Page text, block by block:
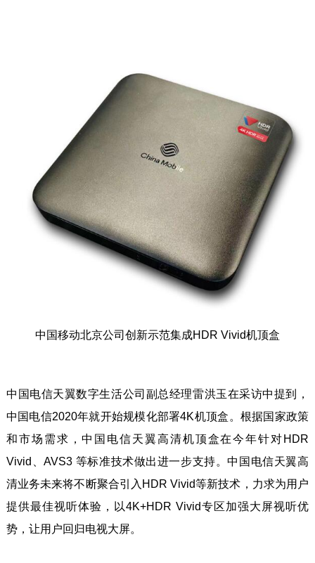
中国移动北京公司创新示范集成HDR Vivid机顶盒
中国电信天翼数字生活公司副总经理雷洪玉在采访中提到，
中国电信2020年就开始规模化部署4K机顶盒。根据国家政策
和市场需求，中国电信天翼高清机顶盒在今年针对HDR
Vivid、AVS3 等标准技术做出进一步支持。中国电信天翼高
清业务未来将不断聚合引入HDR Vivid等新技术，力求为用户
提供最佳视听体验，以4K+HDR Vivid专区加强大屏视听优
势，让用户回归电视大屏。